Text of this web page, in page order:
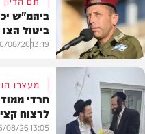
משפט
ביהמ"ש
ביטול הצו
13:19
08/26
מעצרו
חרדי
לרצוח
13:05
08/26